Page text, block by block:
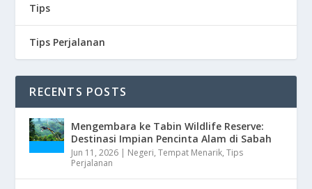
Tips
Tips Perjalanan
RECENTS POSTS
Mengembara ke Tabin Wildlife Reserve:
Destinasi Impian Pencinta Alam di Sabah
Jun 11, 2026 | Negeri,Tempat Menarik,Tips
Perjalanan